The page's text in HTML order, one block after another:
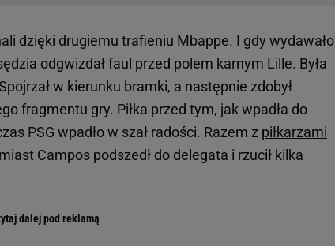
dzięki drugiemu trafieniu Mbappe. I gdy wydawało
odgwizdał faul przed polem karnym Lille. Była
w kierunku bramki, a następnie zdobył
fragmentu gry. Piłka przed tym, jak wpadła do
PSG wpadło w szał radości. Razem z piłkarzami
Campos podszedł do delegata i rzucił kilka